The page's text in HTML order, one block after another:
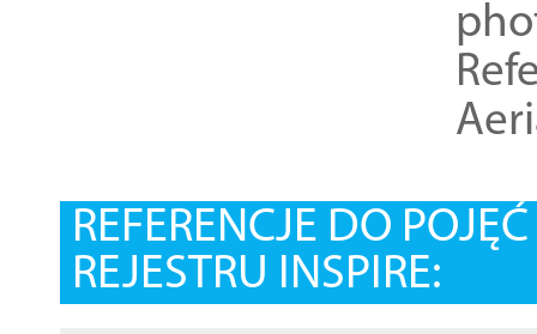
REFERENCJE DO
REJESTRU INSPIRE: